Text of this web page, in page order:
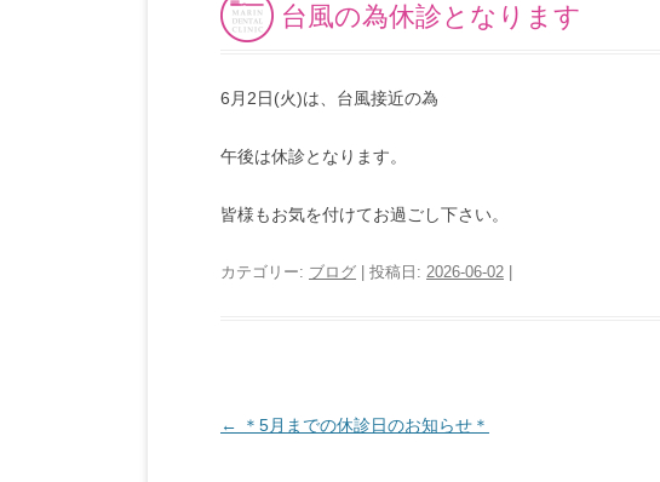
台風の為休診となります
6月2日(火)は、台風接近の為
午後は休診となります。
皆様もお気を付けてお過ごし下さい。
カテゴリー: ブログ | 投稿日: 2026-06-02
投稿ナビゲーション
← ＊5月までの休診日のお知らせ＊